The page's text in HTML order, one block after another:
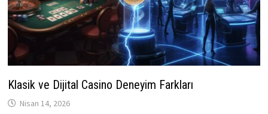
Klasik ve Dijital Casino Deneyim Farkları
Nisan 14, 2026